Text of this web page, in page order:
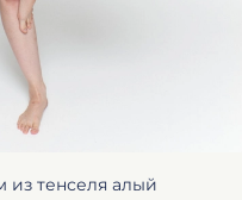
из тенселя алый